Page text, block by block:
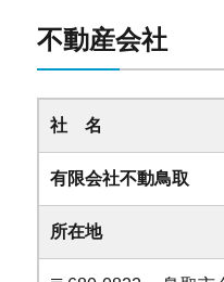
不動産会社
社 名
有限会社不動鳥取
所在地